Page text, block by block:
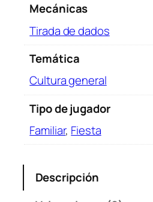
Mecánicas
Tirada de dados
Temática
Cultura general
Tipo de jugador
Familiar, Fiesta
Descripción